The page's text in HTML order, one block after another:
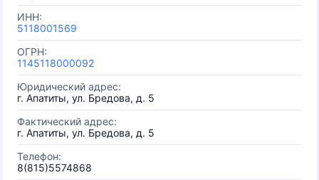
ИНН:
5118001569
ОГРН:
1145118000092
Юридический адрес:
г. Апатиты, ул. Бредова, д. 5
Фактический адрес:
г. Апатиты, ул. Бредова, д. 5
Телефон:
8(815)5574868